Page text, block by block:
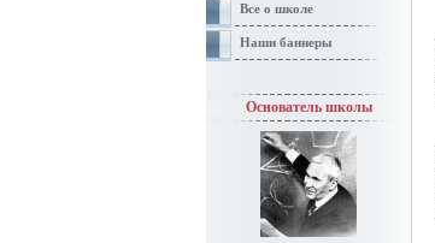
Все о школе
Наши баннеры
Основатель школы